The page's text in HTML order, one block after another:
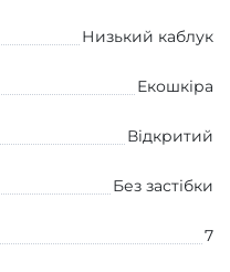
Низький каблук
Екошкіра
Вiдкритий
Без застібки
7